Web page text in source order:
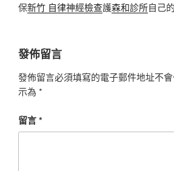
保新竹 自律神經檢查護森和診所自己
發佈留言
發佈留言必須填寫的電子郵件地址不會
示為 *
留言*